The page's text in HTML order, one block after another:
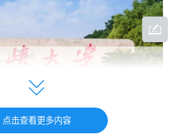
点击查看更多内容